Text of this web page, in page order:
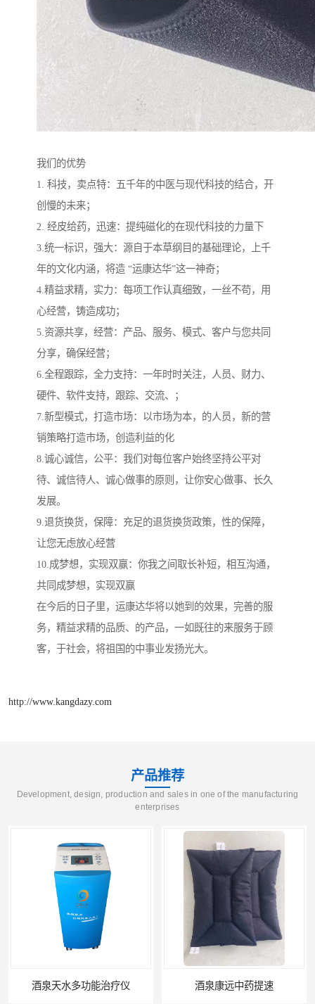
我们的优势
1. 科技，卖点特：五千年的中医与现代科技的结合，开
创慢的未来；
2. 经皮给药，迅速：提纯磁化的在现代科技的力量下
3.统一标识，强大：源自于本草纲目的基础理论，上千
年的文化内涵，将造 “运康达华”这一神奇；
4.精益求精，实力：每项工作认真细致，一丝不苟，用
心经营，铸造成功；
5.资源共享，经营：产品、服务、模式、客户与您共同
分享，确保经营；
6.全程跟踪，全力支持：一年时时关注，人员、财力、
硬件、软件支持，跟踪、交流、；
7.新型模式，打造市场：以市场为本，的人员，新的营
销策略打造市场，创造利益的化
8.诚心诚信，公平：我们对每位客户始终坚持公平对
待、诚信待人、诚心做事的原则，让你安心做事、长久
发展。
9.退货换货，保障：充足的退货换货政策，性的保障，
让您无虑放心经营
10.成梦想，实现双赢：你我之间取长补短，相互沟通，
共同成梦想，实现双赢
在今后的日子里，运康达华将以她到的效果，完善的服
务，精益求精的品质、的产品，一如既往的来服务于顾
客，于社会，将祖国的中事业发扬光大。
http://www.kangdazy.com
产品推荐
Development, design, production and sales in one of the manufacturing
enterprises
酒泉康远中药提速